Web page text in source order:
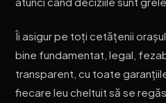
Îi asigur pe toți cetățenii
bine fundamentat, legal,
transparent, cu toate
fiecare leu cheltuit să se